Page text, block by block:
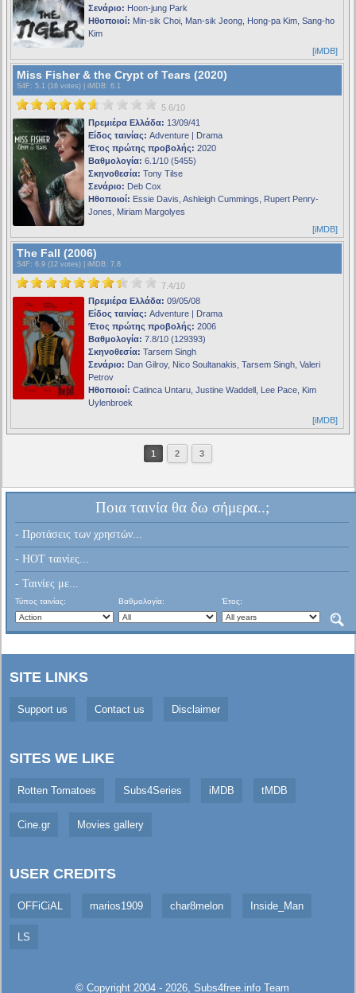
Σενάριο: Hoon-jung Park
Ηθοποιοί: Min-sik Choi, Man-sik Jeong, Hong-pa Kim, Sang-ho
Kim
[iMDB]
Miss Fisher & the Crypt of Tears (2020)
S4F : 5.1 (16 votes) | iMDB: 6.1
5.6/10
Πρεμιέρα Ελλάδα: 13/09/41
Είδος ταινίας: Adventure | Drama
Έτος πρώτης προβολής: 2020
Βαθμολογία: 6.1/10 (5455)
Σκηνοθεσία: Tony Tilse
Σενάριο: Deb Cox
Ηθοποιοί: Essie Davis, Ashleigh Cummings, Rupert Penry-
Jones, Miriam Margolyes
[iMDB]
The Fall (2006)
S4F : 6.9 (12 votes) | iMDB: 7.8
7.4/10
Πρεμιέρα Ελλάδα: 09/05/08
Είδος ταινίας: Adventure | Drama
Έτος πρώτης προβολής: 2006
Βαθμολογία: 7.8/10 (129393)
Σκηνοθεσία: Tarsem Singh
Σενάριο: Dan Gilroy, Nico Soultanakis, Tarsem Singh, Valeri
Petrov
Ηθοποιοί: Catinca Untaru, Justine Waddell, Lee Pace, Kim
Uylenbroek
[iMDB]
1 2 3
Ποια ταινία θα δω σήμερα..;
- Προτάσεις των χρηστών...
- HOT ταινίες...
- Ταινίες με...
Τύπος ταινίας: Βαθμολογία: Έτος:
SITE LINKS
Support us Contact us Disclaimer
SITES WE LIKE
Rotten Tomatoes Subs4Series iMDB tMDB
Cine.gr Movies gallery
USER CREDITS
OFFiCiAL marios1909 char8melon Inside_Man
LS
© Copyright 2004 - 2026, Subs4free.infoTeam